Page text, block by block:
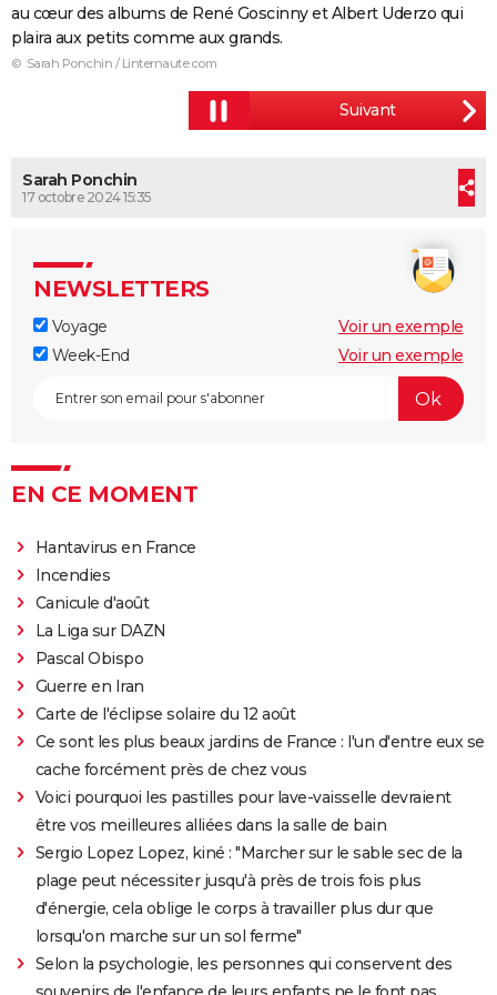
Destinations
City break
Voyage nature
Voyage de noces
Forum
Climat
+PHOTO
GUIDES D'ACHAT
Carte de Noël
Carte Bonne année
Carte Saint-Valentin
Carte Pâques
Carte d'anniversaire
DICTIONNAIRE
COPAINS D'AVANT
S'inscrire
Se connecter
Lycées
Collèges
Primaires
Universités
Entreprises
Service militaire
Avis de recherche
au cœur des albums de René Goscinny et Albert Uderzo qui
plaira aux petits comme aux grands.
© Sarah Ponchin / Linternaute.com
Sarah Ponchin
17 octobre 2024 15:35
NEWSLETTERS
Voyage
Voir un exemple
Week-End
Voir un exemple
EN CE MOMENT
Hantavirus en France
Incendies
Canicule d'août
La Liga sur DAZN
Pascal Obispo
Guerre en Iran
Carte de l'éclipse solaire du 12 août
Ce sont les plus beaux jardins de France : l'un d'entre eux se
cache forcément près de chez vous
Voici pourquoi les pastilles pour lave-vaisselle devraient
être vos meilleures alliées dans la salle de bain
Sergio Lopez Lopez, kiné : "Marcher sur le sable sec de la
plage peut nécessiter jusqu'à près de trois fois plus
d'énergie, cela oblige le corps à travailler plus dur que
lorsqu'on marche sur un sol ferme"
Selon la psychologie, les personnes qui conservent des